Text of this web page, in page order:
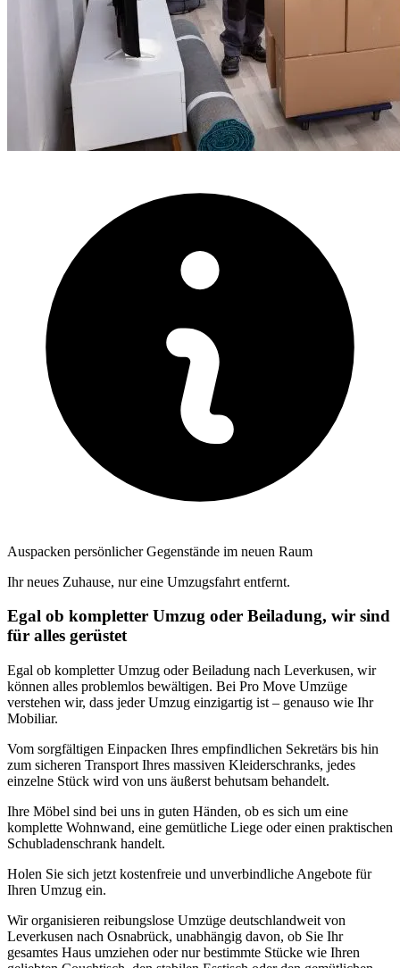
Auspacken persönlicher Gegenstände im neuen Raum
Ihr neues Zuhause, nur eine Umzugsfahrt entfernt.
Egal ob kompletter Umzug oder Beiladung, wir sind
für alles gerüstet
Egal ob kompletter Umzug oder Beiladung nach Leverkusen, wir
können alles problemlos bewältigen. Bei Pro Move Umzüge
verstehen wir, dass jeder Umzug einzigartig ist – genauso wie Ihr
Mobiliar.
Vom sorgfältigen Einpacken Ihres empfindlichen Sekretärs bis hin
zum sicheren Transport Ihres massiven Kleiderschranks, jedes
einzelne Stück wird von uns äußerst behutsam behandelt.
Ihre Möbel sind bei uns in guten Händen, ob es sich um eine
komplette Wohnwand, eine gemütliche Liege oder einen praktischen
Schubladenschrank handelt.
Holen Sie sich jetzt kostenfreie und unverbindliche Angebote für
Ihren Umzug ein.
Wir organisieren reibungslose Umzüge deutschlandweit von
Leverkusen nach Osnabrück, unabhängig davon, ob Sie Ihr
gesamtes Haus umziehen oder nur bestimmte Stücke wie Ihren